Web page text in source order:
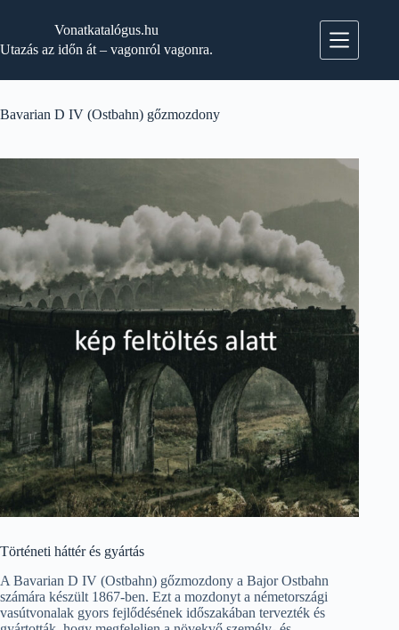
Vonatkatalógus.hu
Utazás az időn át – vagonról vagonra.
Bavarian D IV (Ostbahn) gőzmozdony
Történeti háttér és gyártás
A Bavarian D IV (Ostbahn) gőzmozdony a Bajor Ostbahn
számára készült 1867-ben. Ezt a mozdonyt a németországi
vasútvonalak gyors fejlődésének időszakában tervezték és